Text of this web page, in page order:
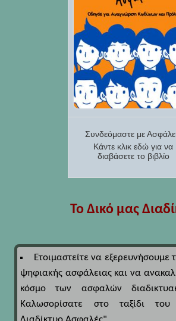
Συνδεόμαστε με
Κάντε κλικ εδώ για να
διαβάσετε το βιβλίο
Το Δικό μας
Ετοιμαστείτε να εξερευνήσουμε
ψηφιακής ασφάλειας και να
κόσμο των ασφαλών
Καλωσορίσατε στο ταξίδι